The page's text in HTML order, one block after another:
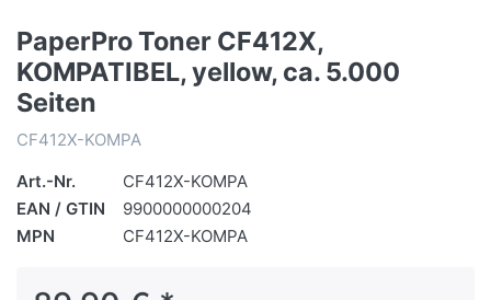
PaperPro Toner CF412X,
KOMPATIBEL, yellow, ca. 5.000
Seiten
CF412X-KOMPA
Art.-Nr.
CF412X-KOMPA
EAN / GTIN
9900000000204
MPN
CF412X-KOMPA